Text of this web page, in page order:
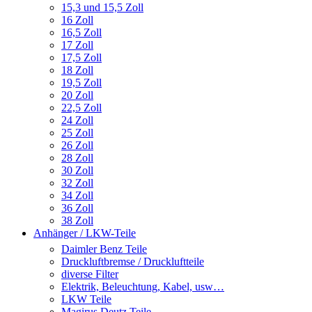
15,3 und 15,5 Zoll
16 Zoll
16,5 Zoll
17 Zoll
17,5 Zoll
18 Zoll
19,5 Zoll
20 Zoll
22,5 Zoll
24 Zoll
25 Zoll
26 Zoll
28 Zoll
30 Zoll
32 Zoll
34 Zoll
36 Zoll
38 Zoll
Anhänger / LKW-Teile
Daimler Benz Teile
Druckluftbremse / Druckluftteile
diverse Filter
Elektrik, Beleuchtung, Kabel, usw…
LKW Teile